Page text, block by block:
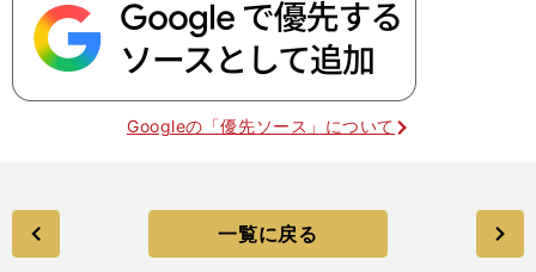
Googleの「優先ソース」について
一覧に戻る